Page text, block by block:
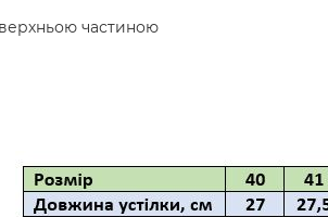
верхньою частиною